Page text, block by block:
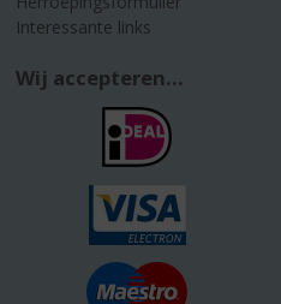
Interessante links
Wij accepteren...